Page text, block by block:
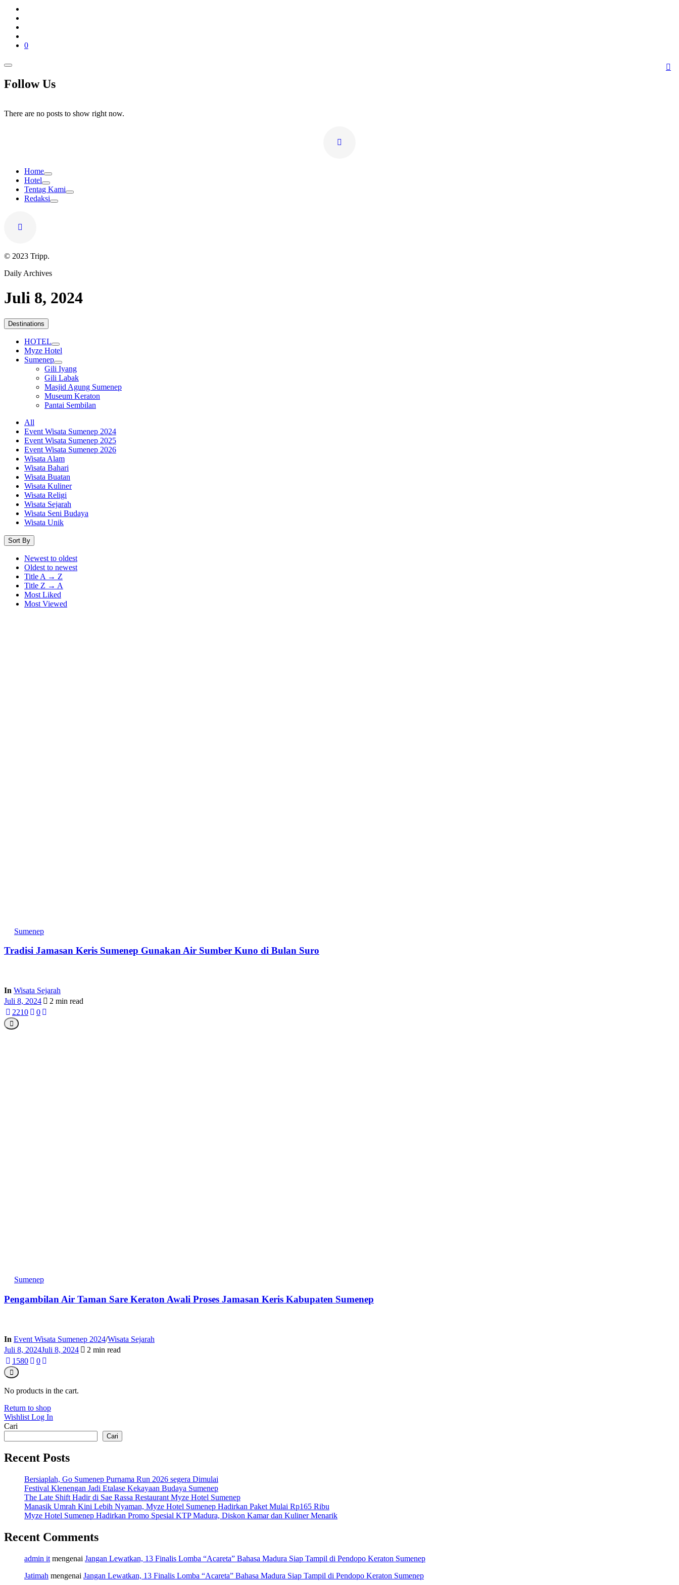
0
Follow Us
There are no posts to show right now.
Home
Hotel
Tentag Kami
Redaksi
© 2023 Tripp.
Daily Archives
Juli 8, 2024
Destinations
HOTEL
Myze Hotel
Sumenep
Gili Iyang
Gili Labak
Masjid Agung Sumenep
Museum Keraton
Pantai Sembilan
All
Event Wisata Sumenep 2024
Event Wisata Sumenep 2025
Event Wisata Sumenep 2026
Wisata Alam
Wisata Bahari
Wisata Buatan
Wisata Kuliner
Wisata Religi
Wisata Sejarah
Wisata Seni Budaya
Wisata Unik
Sort By
Newest to oldest
Oldest to newest
Title A → Z
Title Z → A
Most Liked
Most Viewed
Sumenep
Tradisi Jamasan Keris Sumenep Gunakan Air Sumber Kuno di Bulan Suro
In Wisata Sejarah
Juli 8, 2024
2 min read
2210 0
Sumenep
Pengambilan Air Taman Sare Keraton Awali Proses Jamasan Keris Kabupaten Sumenep
In Event Wisata Sumenep 2024/Wisata Sejarah
Juli 8, 2024Juli 8, 2024
2 min read
1580 0
No products in the cart.
Return to shop
Wishlist Log In
Cari
Cari
Recent Posts
Bersiaplah, Go Sumenep Purnama Run 2026 segera Dimulai
Festival Klenengan Jadi Etalase Kekayaan Budaya Sumenep
The Late Shift Hadir di Sae Rassa Restaurant Myze Hotel Sumenep
Manasik Umrah Kini Lebih Nyaman, Myze Hotel Sumenep Hadirkan Paket Mulai Rp165 Ribu
Myze Hotel Sumenep Hadirkan Promo Spesial KTP Madura, Diskon Kamar dan Kuliner Menarik
Recent Comments
admin it mengenai Jangan Lewatkan, 13 Finalis Lomba “Acareta” Bahasa Madura Siap Tampil di Pendopo Keraton Sumenep
Jatimah mengenai Jangan Lewatkan, 13 Finalis Lomba “Acareta” Bahasa Madura Siap Tampil di Pendopo Keraton Sumenep